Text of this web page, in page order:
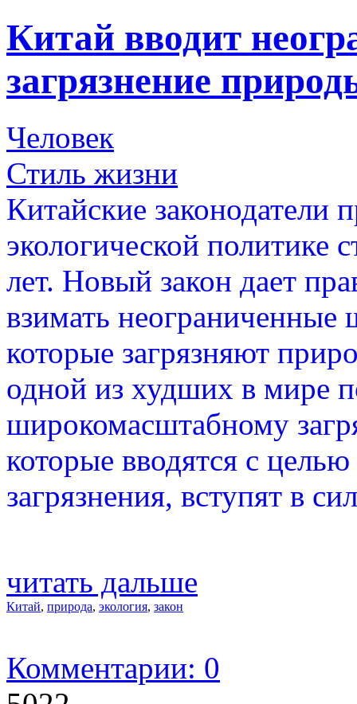
Китай вводит
загрязнение
Человек
Стиль жизни
Китайские законодатели
экологической политике
лет. Новый закон дает
взимать
которые загрязняют
одной из худших в мире
широкомасштабному
которые вводятся с
загрязнения, вступят в
читать дальше
Китай, природа, экология, закон
Комментарии: 0